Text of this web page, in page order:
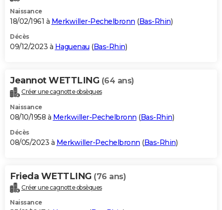
Naissance
18/02/1961 à Merkwiller-Pechelbronn (Bas-Rhin)
Décès
09/12/2023 à Haguenau (Bas-Rhin)
Jeannot WETTLING (64 ans)
Créer une cagnotte obsèques
Naissance
08/10/1958 à Merkwiller-Pechelbronn (Bas-Rhin)
Décès
08/05/2023 à Merkwiller-Pechelbronn (Bas-Rhin)
Frieda WETTLING (76 ans)
Créer une cagnotte obsèques
Naissance